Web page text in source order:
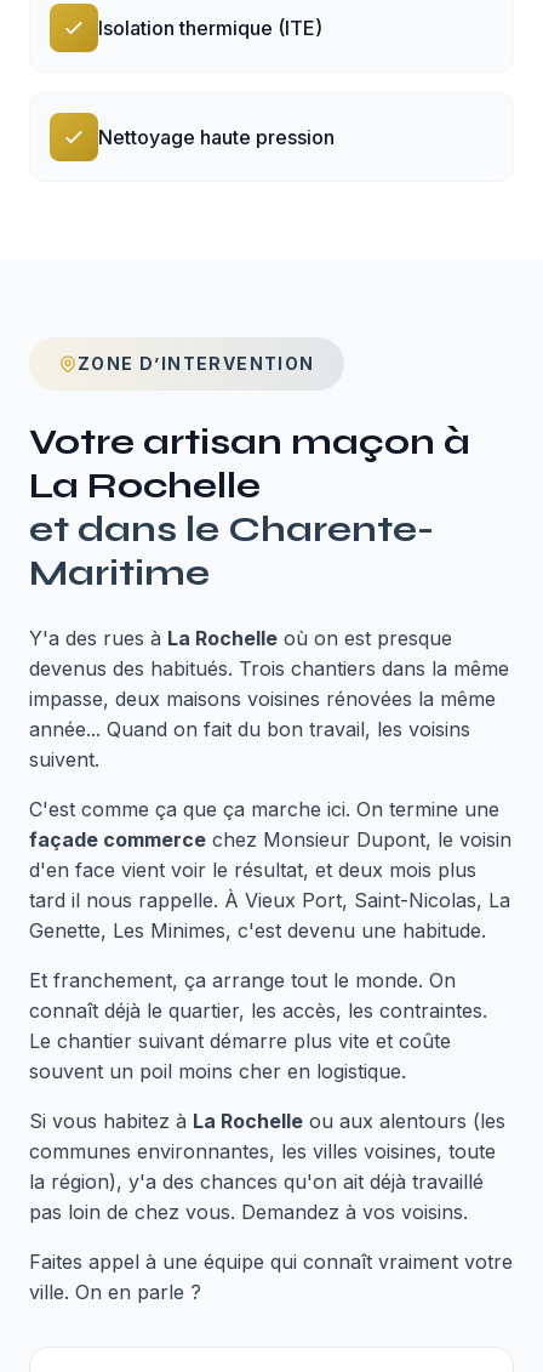
Isolation thermique (ITE)
Nettoyage haute pression
ZONE D’INTERVENTION
Votre artisan maçon à
La Rochelle
et dans le Charente-
Maritime
Y'a des rues à La Rochelle où on est presque
devenus des habitués. Trois chantiers dans la même
impasse, deux maisons voisines rénovées la même
année... Quand on fait du bon travail, les voisins
suivent.
C'est comme ça que ça marche ici. On termine une
façade commerce chez Monsieur Dupont, le voisin
d'en face vient voir le résultat, et deux mois plus
tard il nous rappelle. À Vieux Port, Saint-Nicolas, La
Genette, Les Minimes, c'est devenu une habitude.
Et franchement, ça arrange tout le monde. On
connaît déjà le quartier, les accès, les contraintes.
Le chantier suivant démarre plus vite et coûte
souvent un poil moins cher en logistique.
Si vous habitez à La Rochelle ou aux alentours (les
communes environnantes, les villes voisines, toute
la région), y'a des chances qu'on ait déjà travaillé
pas loin de chez vous. Demandez à vos voisins.
Faites appel à une équipe qui connaît vraiment votre
ville. On en parle ?